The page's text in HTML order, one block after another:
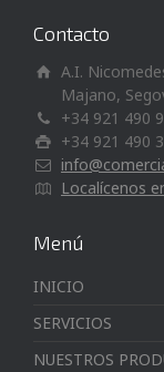
Contacto
A.I.
Majano,
+34 921 490
+34 921 490
Localícenos
Menú
INICIO
SERVICIOS
NUESTROS